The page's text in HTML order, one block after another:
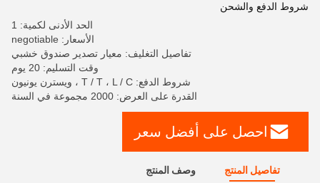
شروط الدفع والشحن
الحد الأدنى لكمية: 1
الأسعار: negotiable
تفاصيل التغليف: معيار تصدير صندوق خشبي
وقت التسليم: 20 يوم
شروط الدفع: T / T ، L / C ، ويسترن يونيون
القدرة على العرض: 2000 مجموعة في السنة
احصل على أفضل سعر
تفاصيل المنتج وصف المنتج